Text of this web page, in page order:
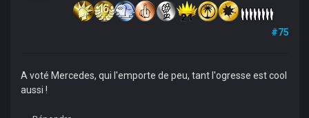
#75
A voté Mercedes, qui l'emporte de peu, tant l'ogresse est cool
aussi !